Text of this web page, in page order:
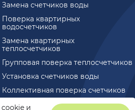
Замена счетчиков воды
Поверка квартирных
водосчетчиков
Замена квартирных
теплосчетчиков
Групповая поверка теплосчетчиков
Установка счетчиков воды
Коллективная поверка счетчиков
и